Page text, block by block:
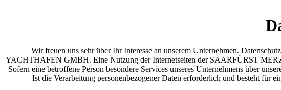
Wir freuen uns sehr über Ihr Interesse an unserem Unternehmen.
YACHTHAFEN GMBH. Eine Nutzung der Internetseiten der SAARFÜRST
Sofern eine betroffene Person besondere Services unseres Unternehmens über
Ist die Verarbeitung personenbezogener Daten erforderlich und besteht für